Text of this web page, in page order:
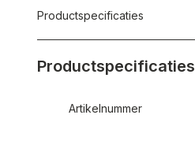
Productspecificaties
Productspecificaties
Artikelnummer